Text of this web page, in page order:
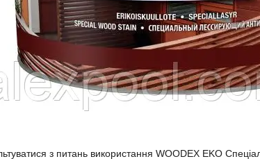
з питань використання WOODEX EKO